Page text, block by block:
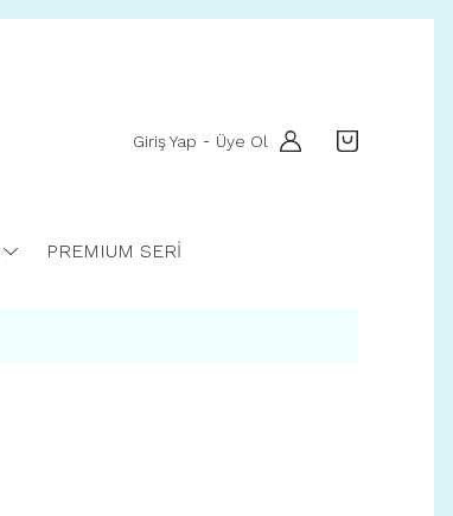
Giriş Yap - Üye Ol
PREMIUM SERİ